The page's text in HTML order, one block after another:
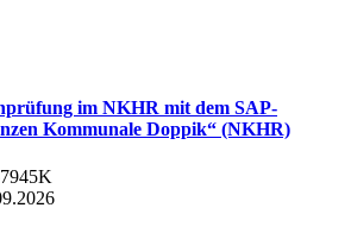
im NKHR mit dem SAP-
Kommunale Doppik“ (NKHR)